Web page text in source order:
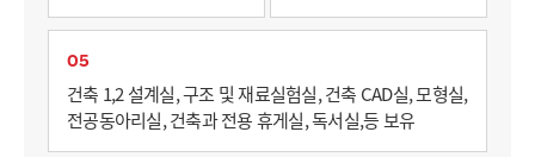
05
건축 1,2 설계실, 구조 및 재료실험실, 건축 CAD실, 모형실,
전공동아리실, 건축과 전용 휴게실, 독서실,등 보유